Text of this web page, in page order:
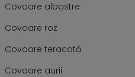
Covoare albastre
Covoare roz
Covoare teracotă
Covoare aurii